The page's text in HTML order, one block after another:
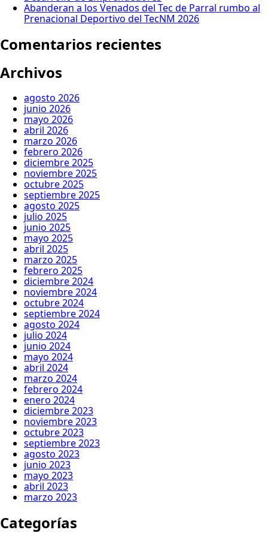
Abanderan a los Venados del Tec de Parral rumbo al
Prenacional Deportivo del TecNM 2026
Comentarios recientes
Archivos
agosto 2026
junio 2026
mayo 2026
abril 2026
marzo 2026
febrero 2026
diciembre 2025
noviembre 2025
octubre 2025
septiembre 2025
agosto 2025
julio 2025
junio 2025
mayo 2025
abril 2025
marzo 2025
febrero 2025
diciembre 2024
noviembre 2024
octubre 2024
septiembre 2024
agosto 2024
julio 2024
junio 2024
mayo 2024
abril 2024
marzo 2024
febrero 2024
enero 2024
diciembre 2023
noviembre 2023
octubre 2023
septiembre 2023
agosto 2023
junio 2023
mayo 2023
abril 2023
marzo 2023
Categorías